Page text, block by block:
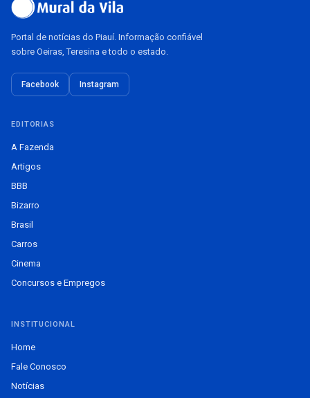
Portal de notícias do Piauí. Informação confiável
sobre Oeiras, Teresina e todo o estado.
Facebook Instagram
EDITORIAS
A Fazenda
Artigos
BBB
Bizarro
Brasil
Carros
Cinema
Concursos e Empregos
INSTITUCIONAL
Home
Fale Conosco
Notícias